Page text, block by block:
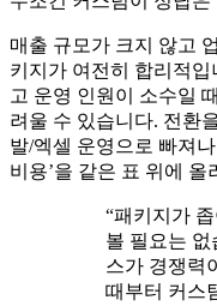
매출 규모가 크지 않고
키지가 여전히 합리적
고 운영 인원이 소수일
려울 수 있습니다. 전환
발/엑셀 운영으로 빠져
비용’을 같은 표 위에
“패키지가 좁
볼 필요는 없
스가 경쟁력
때부터 커스